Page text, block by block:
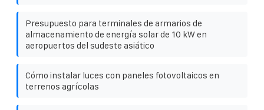
Presupuesto para terminales de armarios de
almacenamiento de energía solar de 10 kW en
aeropuertos del sudeste asiático
Cómo instalar luces con paneles fotovoltaicos en
terrenos agrícolas